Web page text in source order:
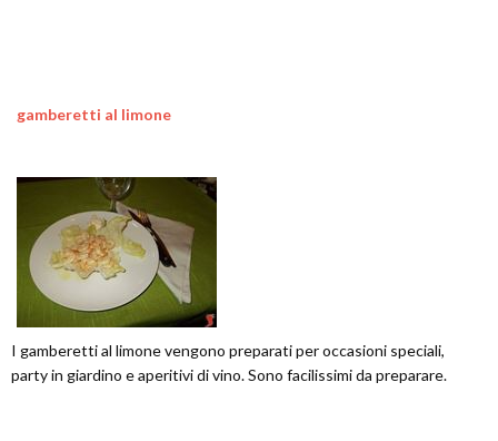
gamberetti al limone
I gamberetti al limone vengono preparati per occasioni speciali,
party in giardino e aperitivi di vino. Sono facilissimi da preparare.